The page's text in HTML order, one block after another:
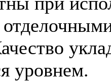
уровнем.